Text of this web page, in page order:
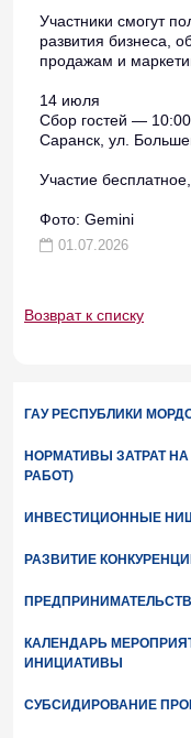
ГАУ РЕСПУБЛИКИ
НОРМАТИВЫ ЗАТРАТ
РАБОТ)
ИНВЕСТИЦИОННЫЕ
РАЗВИТИЕ
КАЛЕНДАРЬ
ИНИЦИАТИВЫ
СУБСИДИРОВАНИЕ
Участники смогут
развития бизнеса,
продажам и
14 июля
Сбор гостей —
Саранск, ул.
Участие
Фото: Gemini
01.07.2026
Возврат к списку